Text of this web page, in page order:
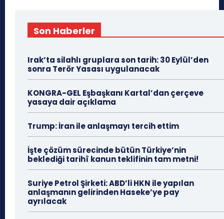
Son Haberler
Irak’ta silahlı gruplara son tarih: 30 Eylül’den
sonra Terör Yasası uygulanacak
KONGRA-GEL Eşbaşkanı Kartal’dan çerçeve
yasaya dair açıklama
Trump: İran ile anlaşmayı tercih ettim
İşte çözüm sürecinde bütün Türkiye’nin
beklediği tarihî kanun teklifinin tam metni!
Suriye Petrol Şirketi: ABD’li HKN ile yapılan
anlaşmanın gelirinden Haseke’ye pay
ayrılacak